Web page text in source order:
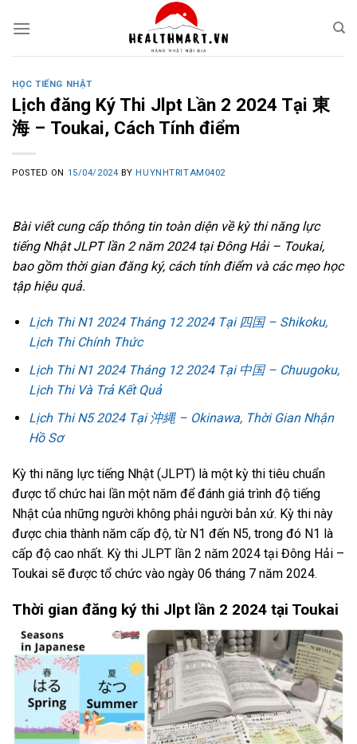
HỌC TIẾNG NHẬT
Lịch đăng Ký Thi Jlpt Lần 2 2024 Tại 東
海 – Toukai, Cách Tính điểm
POSTED ON 15/04/2024 BY HUYNHTRITAM0402
Bài viết cung cấp thông tin toàn diện về kỳ thi năng lực
tiếng Nhật JLPT lần 2 năm 2024 tại Đông Hải – Toukai,
bao gồm thời gian đăng ký, cách tính điểm và các mẹo học
tập hiệu quả.
Lịch Thi N1 2024 Tháng 12 2024 Tại 四国 – Shikoku,
Lịch Thi Chính Thức
Lịch Thi N1 2024 Tháng 12 2024 Tại 中国 – Chuugoku,
Lịch Thi Và Trả Kết Quả
Lịch Thi N5 2024 Tại 沖縄 – Okinawa, Thời Gian Nhận
Hồ Sơ
Kỳ thi năng lực tiếng Nhật (JLPT) là một kỳ thi tiêu chuẩn
được tổ chức hai lần một năm để đánh giá trình độ tiếng
Nhật của những người không phải người bản xứ. Kỳ thi này
được chia thành năm cấp độ, từ N1 đến N5, trong đó N1 là
cấp độ cao nhất. Kỳ thi JLPT lần 2 năm 2024 tại Đông Hải –
Toukai sẽ được tổ chức vào ngày 06 tháng 7 năm 2024.
Thời gian đăng ký thi Jlpt lần 2 2024 tại Toukai